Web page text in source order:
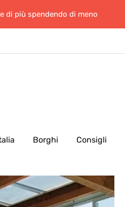
di più spendendo di meno
Borghi Consigli